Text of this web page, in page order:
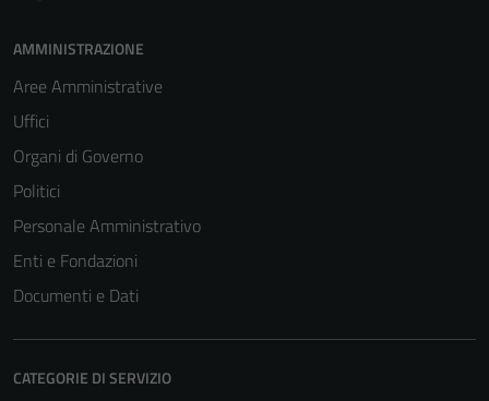
AMMINISTRAZIONE
Aree Amministrative
Uffici
Organi di Governo
Politici
Personale Amministrativo
Enti e Fondazioni
Documenti e Dati
CATEGORIE DI SERVIZIO